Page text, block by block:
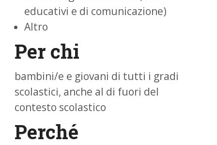
educativi e di comunicazione)
Altro
Per chi
bambini/e e giovani di tutti i gradi
scolastici, anche al di fuori del
contesto scolastico
Perché